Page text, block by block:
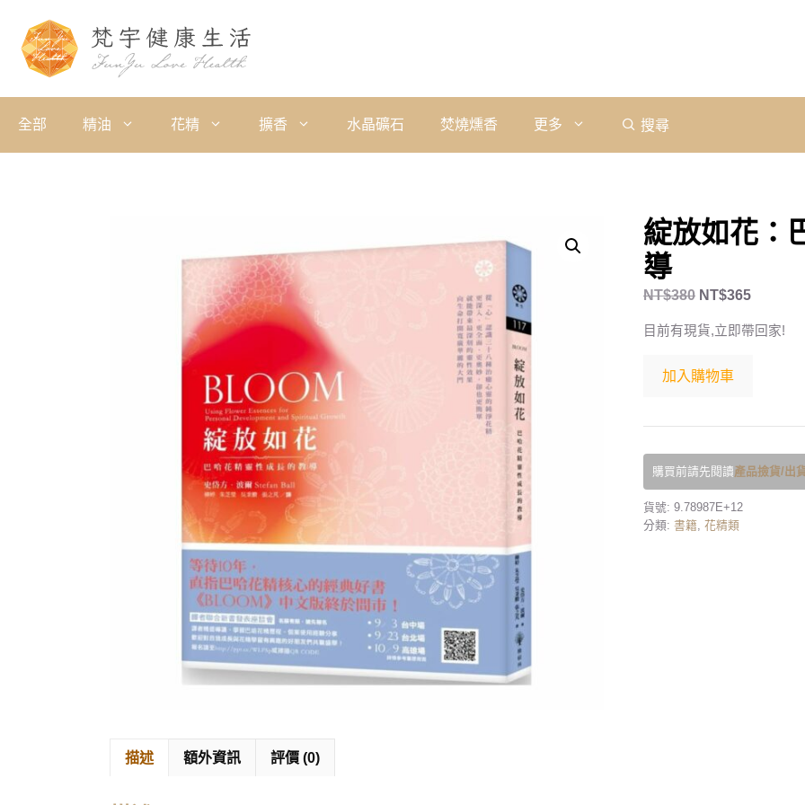
全部 精油 花精 擴香 水晶礦石 焚燒燻香 更多 搜尋
綻放如花：
導
NT$380 NT$365
目前有現貨,立即帶回家!
加入購物車
購買前請先閱讀產品撿貨/出
貨號: 9.78987E+12
分類: 書籍 花精類
描述 額外資訊 評價 (0)